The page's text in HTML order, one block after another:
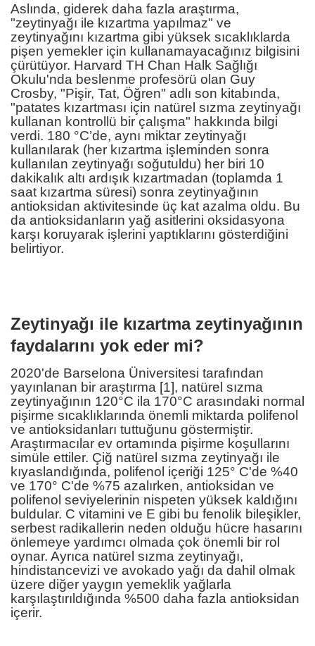
Aslında, giderek daha fazla araştırma,
"zeytinyağı ile kızartma yapılmaz" ve
zeytinyağını kızartma gibi yüksek sıcaklıklarda
pişen yemekler için kullanamayacağınız bilgisini
çürütüyor. Harvard TH Chan Halk Sağlığı
Okulu'nda beslenme profesörü olan Guy
Crosby, "Pişir, Tat, Öğren" adlı son kitabında,
"patates kızartması için natürel sızma zeytinyağı
kullanan kontrollü bir çalışma" hakkında bilgi
verdi. 180 °C’de, aynı miktar zeytinyağı
kullanılarak (her kızartma işleminden sonra
kullanılan zeytinyağı soğutuldu) her biri 10
dakikalık altı ardışık kızartmadan (toplamda 1
saat kızartma süresi) sonra zeytinyağının
antioksidan aktivitesinde üç kat azalma oldu. Bu
da antioksidanların yağ asitlerini oksidasyona
karşı koruyarak işlerini yaptıklarını gösterdiğini
belirtiyor.
Zeytinyağı ile kızartma zeytinyağının
faydalarını yok eder mi?
2020'de Barselona Üniversitesi tarafından
yayınlanan bir araştırma [1], natürel sızma
zeytinyağının 120°C ila 170°C arasındaki normal
pişirme sıcaklıklarında önemli miktarda polifenol
ve antioksidanları tuttuğunu göstermiştir.
Araştırmacılar ev ortamında pişirme koşullarını
simüle ettiler. Çiğ natürel sızma zeytinyağı ile
kıyaslandığında, polifenol içeriği 125° C'de %40
ve 170° C'de %75 azalırken, antioksidan ve
polifenol seviyelerinin nispeten yüksek kaldığını
buldular. C vitamini ve E gibi bu fenolik bileşikler,
serbest radikallerin neden olduğu hücre hasarını
önlemeye yardımcı olmada çok önemli bir rol
oynar. Ayrıca natürel sızma zeytinyağı,
hindistancevizi ve avokado yağı da dahil olmak
üzere diğer yaygın yemeklik yağlarla
karşılaştırıldığında %500 daha fazla antioksidan
içerir.